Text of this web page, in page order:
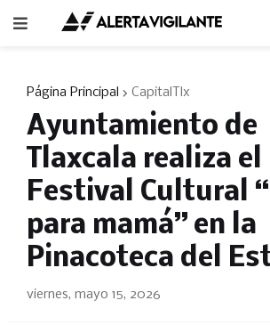
Página Principal CapitalTlx
Ayuntamiento de
Tlaxcala realiza el
Festival Cultural
para mamá” en la
Pinacoteca del
viernes, mayo 15, 2026